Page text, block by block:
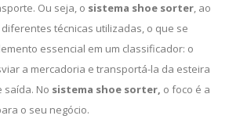
Ou seja, o sistema shoe sorter, ao
técnicas utilizadas, o que se
essencial em um classificador: o
a mercadoria e transportá-la da esteira
saída. No sistema shoe sorter, o foco é a
o seu negócio.